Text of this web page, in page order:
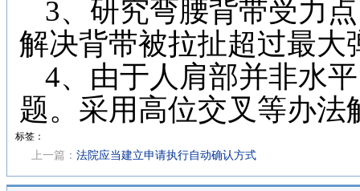
3、研究弯腰背带受力
解决背带被拉扯超过最大
4、由于人肩部并非水
题。采用高位交叉等办法
标签：
上一篇： 法院应当建立申请执行自动确认方式